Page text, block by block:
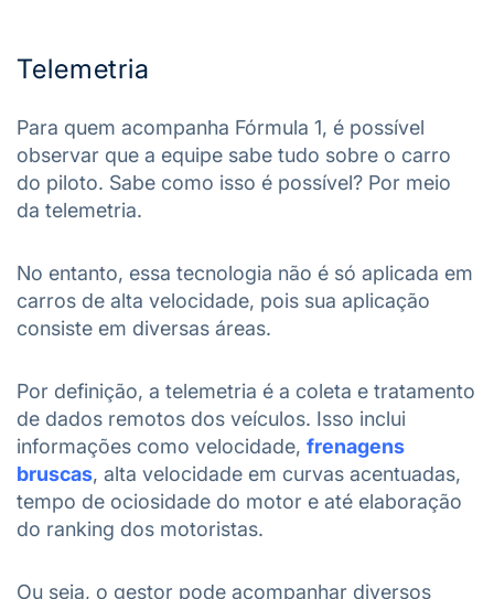
Telemetria
Para quem acompanha Fórmula 1, é possível
observar que a equipe sabe tudo sobre o carro
do piloto. Sabe como isso é possível? Por meio
da telemetria.
No entanto, essa tecnologia não é só aplicada em
carros de alta velocidade, pois sua aplicação
consiste em diversas áreas.
Por definição, a telemetria é a coleta e tratamento
de dados remotos dos veículos. Isso inclui
informações como velocidade, frenagens
bruscas, alta velocidade em curvas acentuadas,
tempo de ociosidade do motor e até elaboração
do ranking dos motoristas.
Ou seja, o gestor pode acompanhar diversos